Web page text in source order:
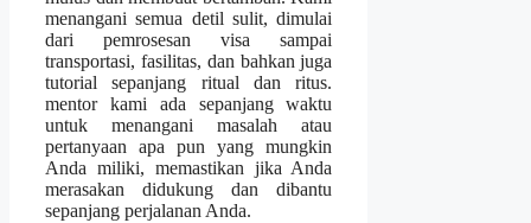
menangani semua detil sulit, dimulai
dari pemrosesan visa sampai
transportasi, fasilitas, dan bahkan juga
tutorial sepanjang ritual dan ritus.
mentor kami ada sepanjang waktu
untuk menangani masalah atau
pertanyaan apa pun yang mungkin
Anda miliki, memastikan jika Anda
merasakan didukung dan dibantu
sepanjang perjalanan Anda.